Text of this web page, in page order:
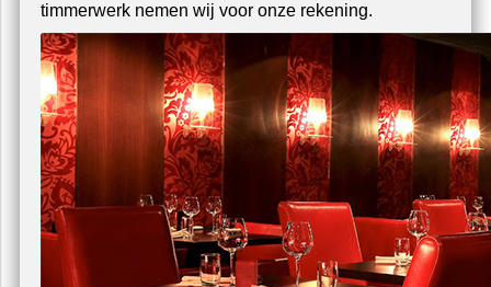
timmerwerk nemen wij voor onze rekening.